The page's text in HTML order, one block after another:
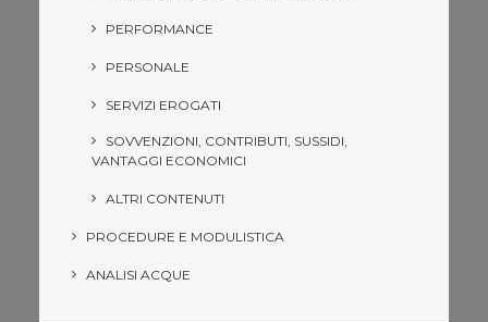
PERFORMANCE
PERSONALE
SERVIZI EROGATI
SOVVENZIONI, CONTRIBUTI, SUSSIDI,
VANTAGGI ECONOMICI
ALTRI CONTENUTI
PROCEDURE E MODULISTICA
ANALISI ACQUE